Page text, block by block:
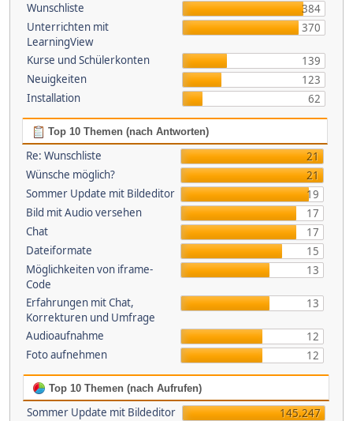
Wunschliste
384
Unterrichten mit
LearningView
370
Kurse und Schülerkonten
139
Neuigkeiten
123
Installation
62
Top 10 Themen (nach Antworten)
Re: Wunschliste
21
Wünsche möglich?
21
Sommer Update mit Bildeditor
19
Bild mit Audio versehen
17
Chat
17
Dateiformate
15
Möglichkeiten von iframe-
Code
13
Erfahrungen mit Chat,
Korrekturen und Umfrage
13
Audioaufnahme
12
Foto aufnehmen
12
Top 10 Themen (nach Aufrufen)
Sommer Update mit Bildeditor
145.247